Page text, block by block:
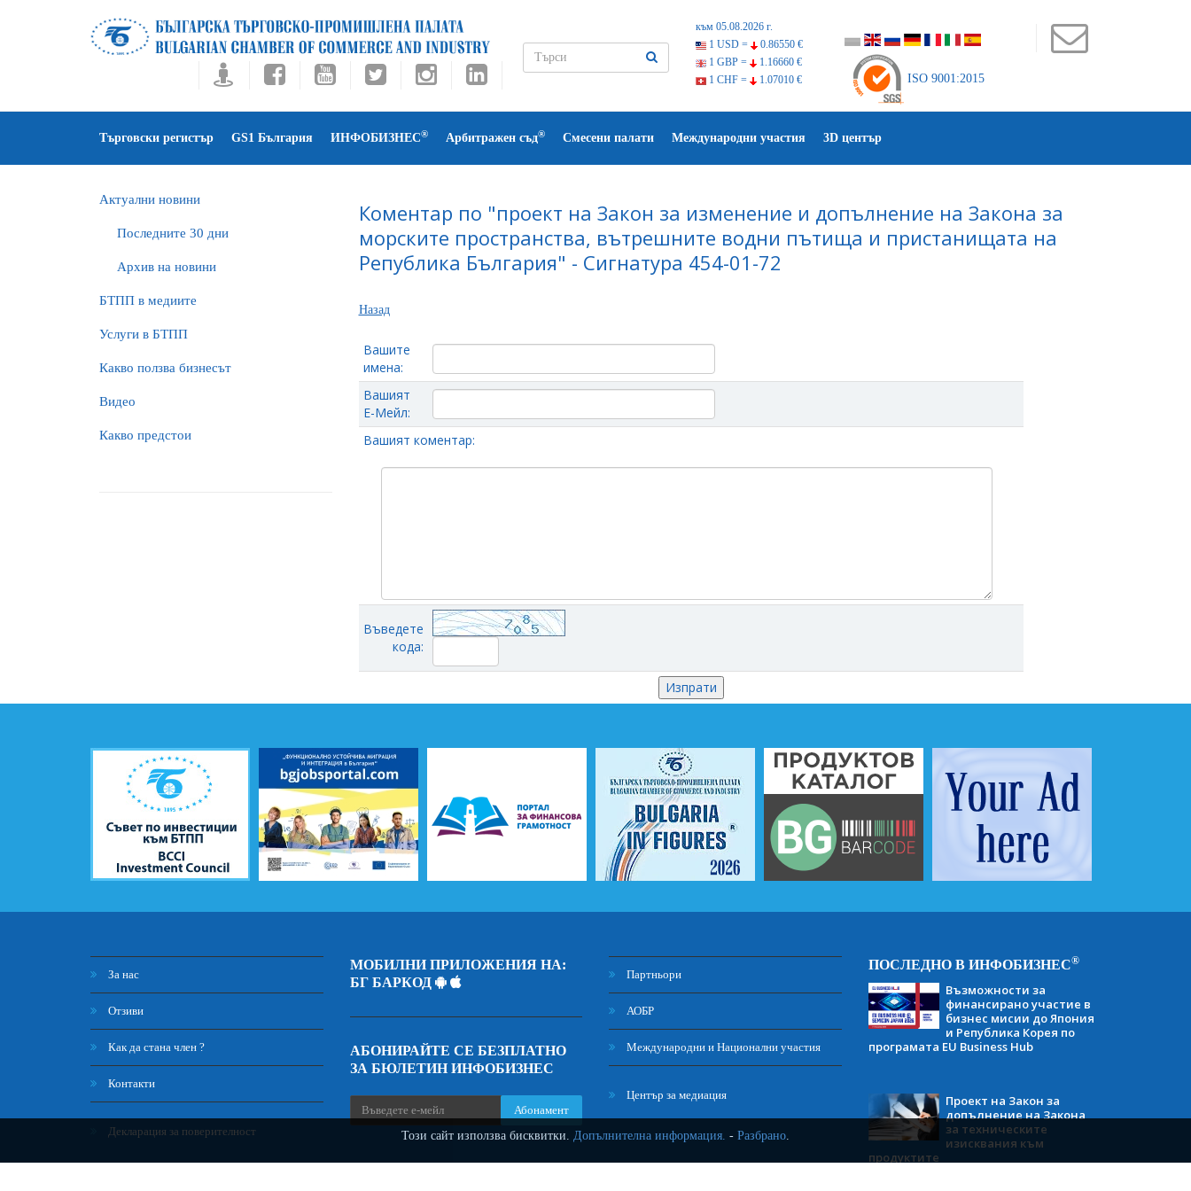
Този сайт използва бисквитки. Допълнителна информация. - Разбрано.
към 05.08.2026 г.
1 USD =
0.86550 €
1 GBP =
1.16660 €
1 CHF =
1.07010 € ISO 9001:2015
Търговски регистър GS1 България ИНФОБИЗНЕС® Арбитражен съд® Смесени палати Международни участия 3D център
Актуални новини
Последните 30 дни
Архив на новини
БTПП в медиите
Услуги в БТПП
Какво ползва бизнесът
Видео
Какво предстои
Коментар по "проект на Закон за изменение и допълнение на Закона за
морските пространства, вътрешните водни пътища и пристанищата на
Република България" - Сигнатура 454-01-72
Назад
Вашите
имена:
Вашият
Е-Мейл:
Вашият коментар:
Въведете
кода:
За нас
Отзиви
Как да стана член ?
Контакти
Декларация за поверителност
МОБИЛНИ ПРИЛОЖЕНИЯ НА:
БГ БАРКОД
АБОНИРАЙТЕ СЕ БЕЗПЛАТНО
ЗА БЮЛЕТИН ИНФОБИЗНЕС
Абонамент
Партньори
АОБР
Международни и Национални участия
Център за медиация
ПОСЛЕДНО В ИНФОБИЗНЕС®
Възможности за
финансирано участие в
бизнес мисии до Япония
и Република Корея по
програмата EU Business Hub
Проект на Закон за
допълнение на Закона
за техническите
изисквания към
продуктите